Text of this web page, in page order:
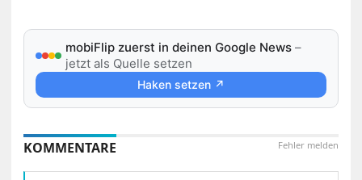
mobiFlip zuerst in deinen Google News –
jetzt als Quelle setzen
Haken setzen ↗
Fehler melden
KOMMENTARE